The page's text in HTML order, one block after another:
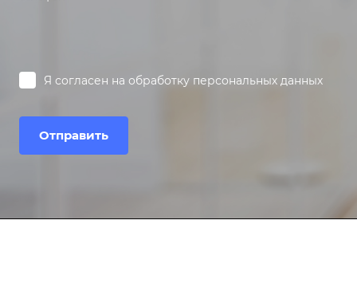
Я согласен на обработку персональных данных
Отправить